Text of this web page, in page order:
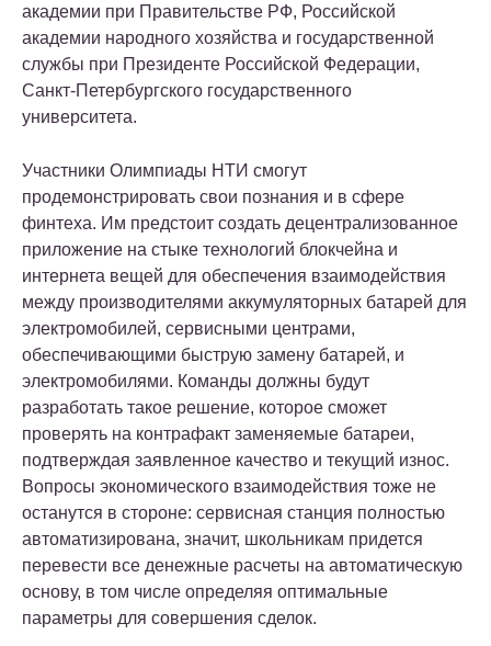
академии при Правительстве РФ, Российской
академии народного хозяйства и государственной
службы при Президенте Российской Федерации,
Санкт-Петербургского государственного
университета.
Участники Олимпиады НТИ смогут
продемонстрировать свои познания и в сфере
финтеха. Им предстоит создать децентрализованное
приложение на стыке технологий блокчейна и
интернета вещей для обеспечения взаимодействия
между производителями аккумуляторных батарей для
электромобилей, сервисными центрами,
обеспечивающими быструю замену батарей, и
электромобилями. Команды должны будут
разработать такое решение, которое сможет
проверять на контрафакт заменяемые батареи,
подтверждая заявленное качество и текущий износ.
Вопросы экономического взаимодействия тоже не
останутся в стороне: сервисная станция полностью
автоматизирована, значит, школьникам придется
перевести все денежные расчеты на автоматическую
основу, в том числе определяя оптимальные
параметры для совершения сделок.